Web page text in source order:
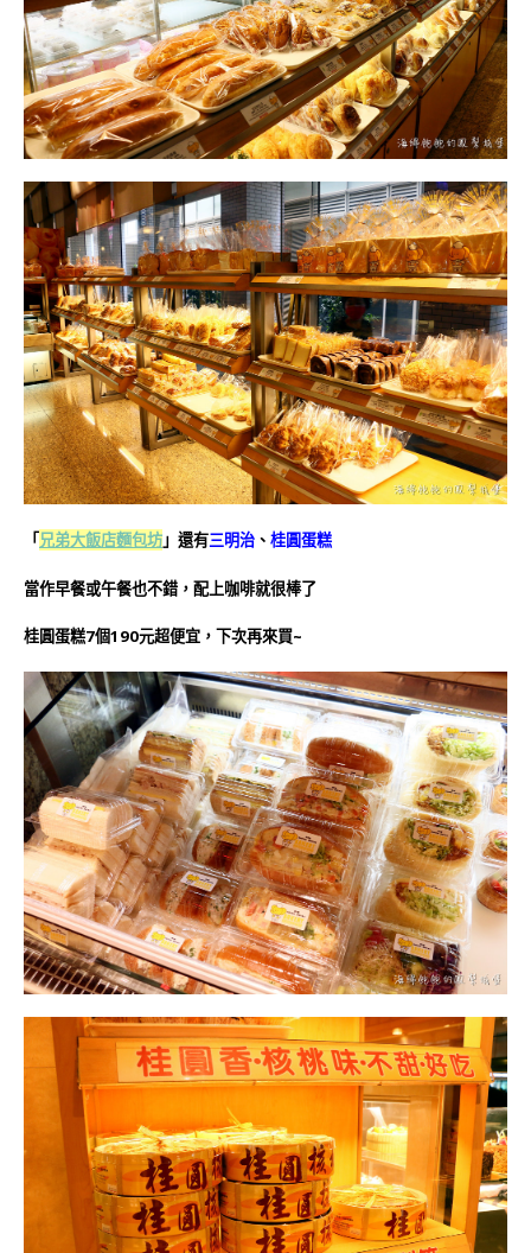
「兄弟大飯店麵包坊」還有三明治 、 桂圓蛋糕
當作早餐或午餐也不錯，配上咖啡就很棒了
桂圓蛋糕7個190元超便宜，下次再來買~